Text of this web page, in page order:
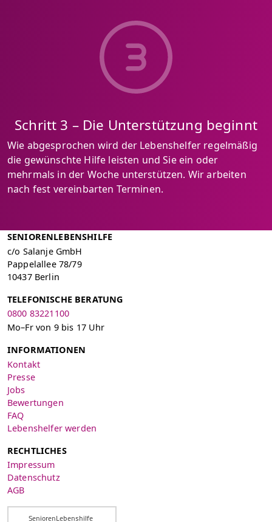
Schritt 3 – Die Unterstützung beginnt
Wie abgesprochen wird der Lebenshelfer regelmäßig
die gewünschte Hilfe leisten und Sie ein oder
mehrmals in der Woche unterstützen. Wir arbeiten
nach fest vereinbarten Terminen.
SENIORENLEBENSHILFE
c/o Salanje GmbH
Pappelallee 78/79
10437 Berlin
TELEFONISCHE BERATUNG
0800 83221100
Mo–Fr von 9 bis 17 Uhr
INFORMATIONEN
Kontakt
Presse
Jobs
Bewertungen
FAQ
Lebenshelfer werden
RECHTLICHES
Impressum
Datenschutz
AGB